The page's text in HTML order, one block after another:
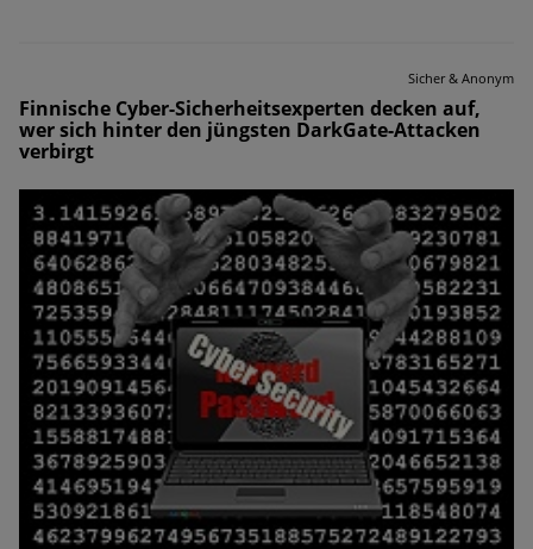
Sicher & Anonym
Finnische Cyber-Sicherheitsexperten decken auf,
wer sich hinter den jüngsten DarkGate-Attacken
verbirgt